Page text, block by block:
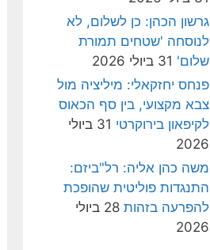
גרשון הכהן: כן לשלום, לא
לנוסחה 'שטחים תמורת
שלום' 31 ביולי 2026
פנחס יחזקאלי: מיליציה מול
צבא מקצועי, בין סף הכאוס
לקיפאון בירוקרטי
31 ביולי
2026
משה כהן אליה: רל"ביזם:
התנגדות פוליטית שהופכת
להפרעה בזהות
28 ביולי
2026